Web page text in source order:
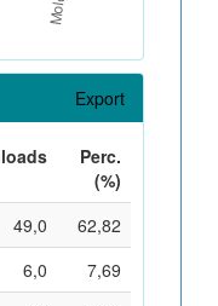
Export
Perc.
(%)
49,0
62,82
6,0
7,69